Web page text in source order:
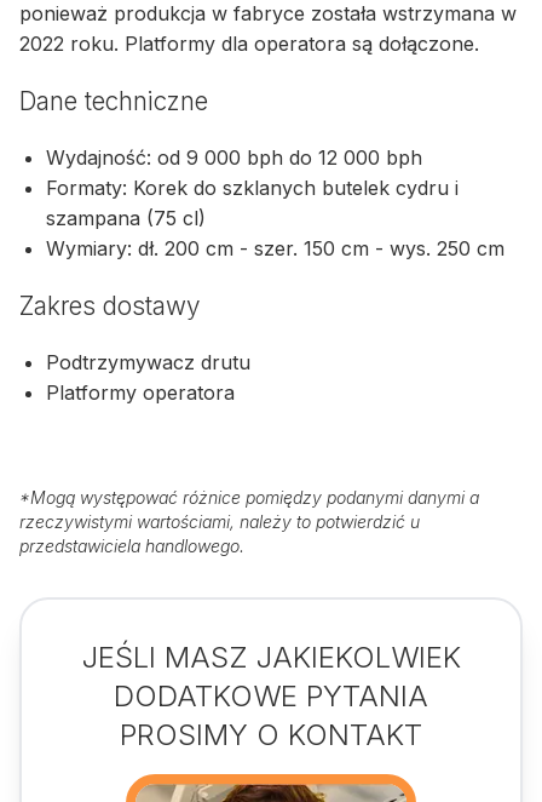
ponieważ produkcja w fabryce została wstrzymana w
2022 roku. Platformy dla operatora są dołączone.
Dane techniczne
Wydajność: od 9 000 bph do 12 000 bph
Formaty: Korek do szklanych butelek cydru i
szampana (75 cl)
Wymiary: dł. 200 cm - szer. 150 cm - wys. 250 cm
Zakres dostawy
Podtrzymywacz drutu
Platformy operatora
*Mogą występować różnice pomiędzy podanymi danymi a
rzeczywistymi wartościami, należy to potwierdzić u
przedstawiciela handlowego.
JEŚLI MASZ JAKIEKOLWIEK
DODATKOWE PYTANIA
PROSIMY O KONTAKT